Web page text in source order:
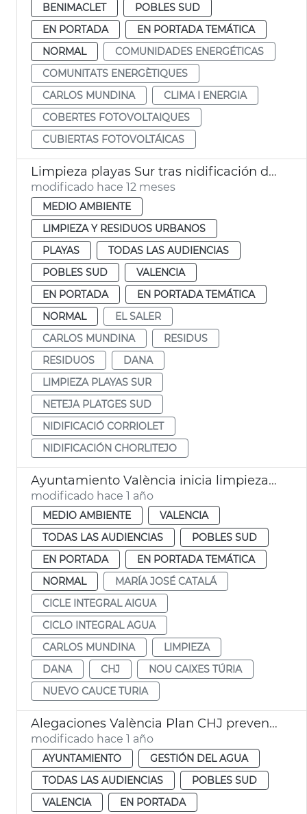
BENIMACLET
POBLES SUD
EN PORTADA
EN PORTADA TEMÁTICA
NORMAL
COMUNIDADES ENERGÉTICAS
COMUNITATS ENERGÈTIQUES
CARLOS MUNDINA
CLIMA I ENERGIA
COBERTES FOTOVOLTAIQUES
CUBIERTAS FOTOVOLTÁICAS
Limpieza playas Sur tras nidificación del chorlitejo
modificado hace 12 meses
MEDIO AMBIENTE
LIMPIEZA Y RESIDUOS URBANOS
PLAYAS
TODAS LAS AUDIENCIAS
POBLES SUD
VALENCIA
EN PORTADA
EN PORTADA TEMÁTICA
NORMAL
EL SALER
CARLOS MUNDINA
RESIDUS
RESIDUOS
DANA
LIMPIEZA PLAYAS SUR
NETEJA PLATGES SUD
NIDIFICACIÓ CORRIOLET
NIDIFICACIÓN CHORLITEJO
Ayuntamiento València inicia limpieza nuevo cauce Turia dana
modificado hace 1 año
MEDIO AMBIENTE
VALENCIA
TODAS LAS AUDIENCIAS
POBLES SUD
EN PORTADA
EN PORTADA TEMÁTICA
NORMAL
MARÍA JOSÉ CATALÁ
CICLE INTEGRAL AIGUA
CICLO INTEGRAL AGUA
CARLOS MUNDINA
LIMPIEZA
DANA
CHJ
NOU CAIXES TÚRIA
NUEVO CAUCE TURIA
Alegaciones València Plan CHJ prevención dana
modificado hace 1 año
AYUNTAMIENTO
GESTIÓN DEL AGUA
TODAS LAS AUDIENCIAS
POBLES SUD
VALENCIA
EN PORTADA